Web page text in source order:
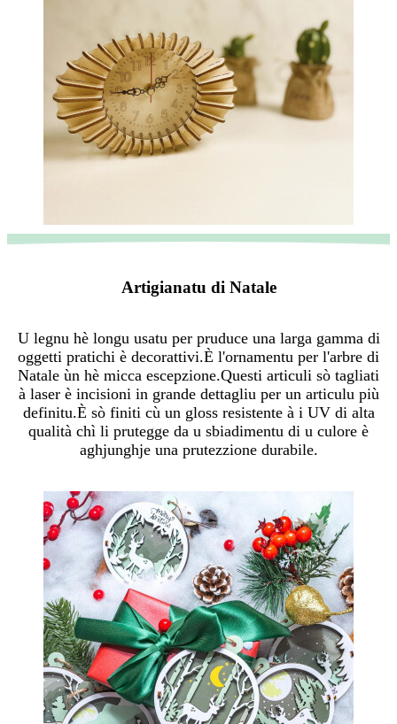
Artigianatu di Natale
U legnu hè longu usatu per pruduce una larga gamma di
oggetti pratichi è decorattivi.È l'ornamentu per l'arbre di
Natale ùn hè micca escepzione.Questi articuli sò tagliati
à laser è incisioni in grande dettagliu per un articulu più
definitu.È sò finiti cù un gloss resistente à i UV di alta
qualità chì li prutegge da u sbiadimentu di u culore è
aghjunghje una prutezzione durabile.